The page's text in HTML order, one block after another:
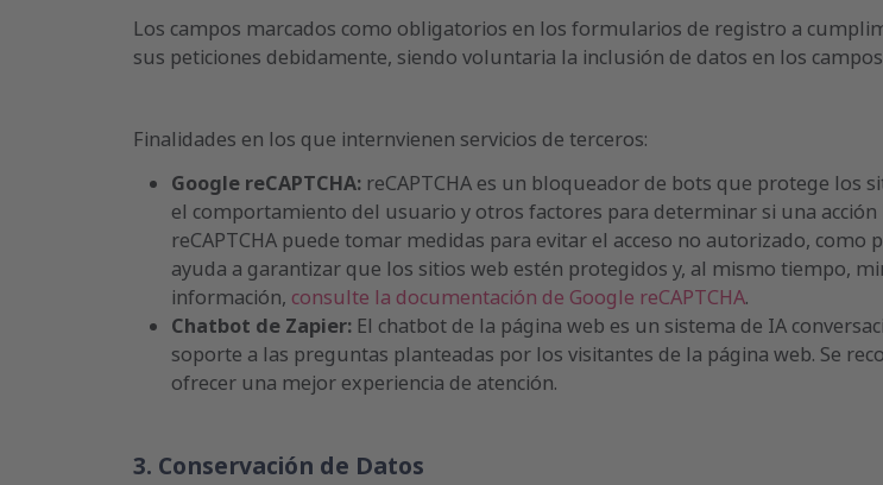
Los campos marcados como obligatorios en los formularios de registro a
sus peticiones debidamente, siendo voluntaria la inclusión de datos en los
Finalidades en los que internvienen servicios de terceros:
Google reCAPTCHA: reCAPTCHA es un bloqueador de bots que protege los
el comportamiento del usuario y otros factores para determinar si una
reCAPTCHA puede tomar medidas para evitar el acceso no autorizado,
ayuda a garantizar que los sitios web estén protegidos y, al mismo tiempo,
información, consulte la documentación de Google reCAPTCHA.
Chatbot de Zapier: El chatbot de la página web es un sistema de IA
soporte a las preguntas planteadas por los visitantes de la página web. Se
ofrecer una mejor experiencia de atención.
3. Conservación de Datos